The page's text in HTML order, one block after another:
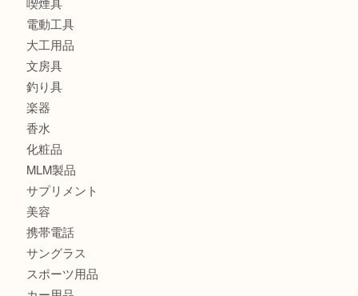
財布
ブランド
時計
カメラ
食器
金貨
記念メダル
古銭
切手
金券・商品券
鉄道模型
テレホンカード
株主優待券